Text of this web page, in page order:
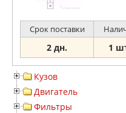
Срок поставки
2 дн. 1
Кузов
Двигатель
Фильтры